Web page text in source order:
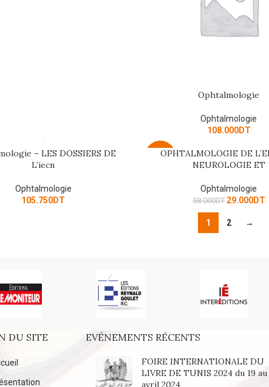
Ophtalmologie
Ophtalmologie
108.000DT
– LES DOSSIERS DE
L’iecn
Ophtalmologie
105.750DT
-50%
ADD TO CART
OPHTALMOLOGIE DE
NEUROLOGIE ET
Ophtalmologie
58.000DT 29.000DT
1 2 →
DU SITE EVÉNEMENTS RÉCENTS
FOIRE INTERNATIONALE DU
LIVRE DE TUNIS 2024 du 19 au
avril 2024